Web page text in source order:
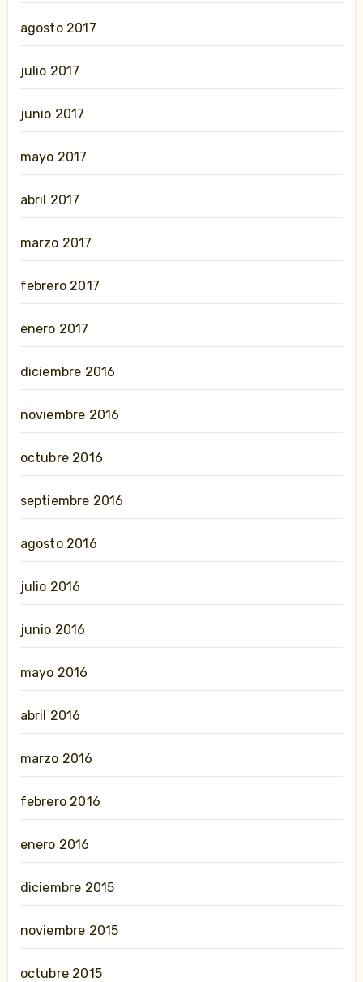
agosto 2017
julio 2017
junio 2017
mayo 2017
abril 2017
marzo 2017
febrero 2017
enero 2017
diciembre 2016
noviembre 2016
octubre 2016
septiembre 2016
agosto 2016
julio 2016
junio 2016
mayo 2016
abril 2016
marzo 2016
febrero 2016
enero 2016
diciembre 2015
noviembre 2015
octubre 2015